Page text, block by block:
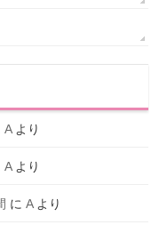
Aより
Aより
にAより